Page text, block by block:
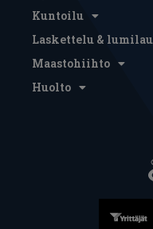
Kuntoilu
Laskettelu &
Maastohiihto
Huolto